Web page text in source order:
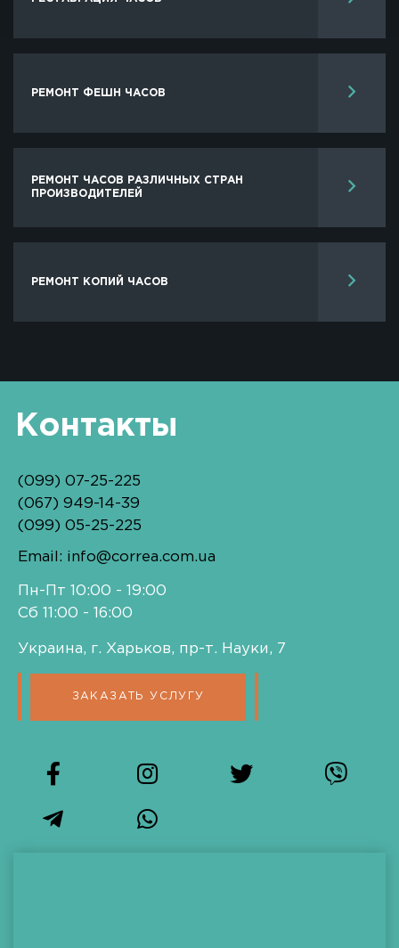
РЕМОНТ ФЕШН ЧАСОВ
РЕМОНТ ЧАСОВ РАЗЛИЧНЫХ СТРАН
ПРОИЗВОДИТЕЛЕЙ
РЕМОНТ КОПИЙ ЧАСОВ
Контакты
(099) 07-25-225
(067) 949-14-39
(099) 05-25-225
Email: info@correa.com.ua
Пн-Пт 10:00 - 19:00
Сб 11:00 - 16:00
Украина, г. Харьков, пр-т. Науки, 7
ЗАКАЗАТЬ УСЛУГУ